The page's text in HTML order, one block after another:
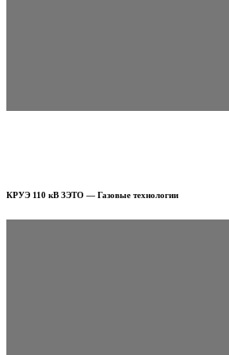
КРУЭ 110 кВ ЗЭТО — Газовые технологии